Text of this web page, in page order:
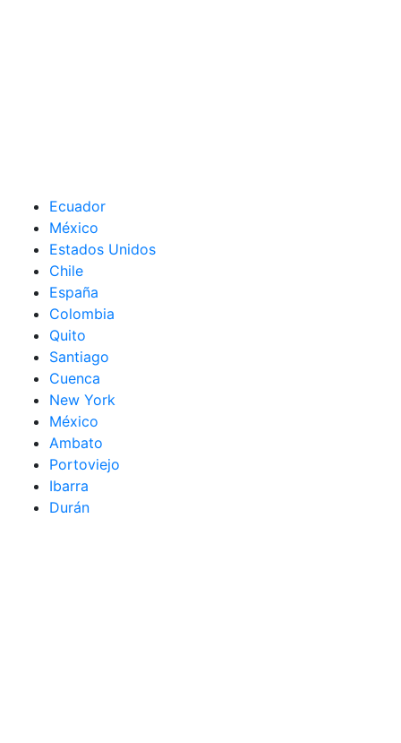
Ecuador
México
Estados Unidos
Chile
España
Colombia
Quito
Santiago
Cuenca
New York
México
Ambato
Portoviejo
Ibarra
Durán